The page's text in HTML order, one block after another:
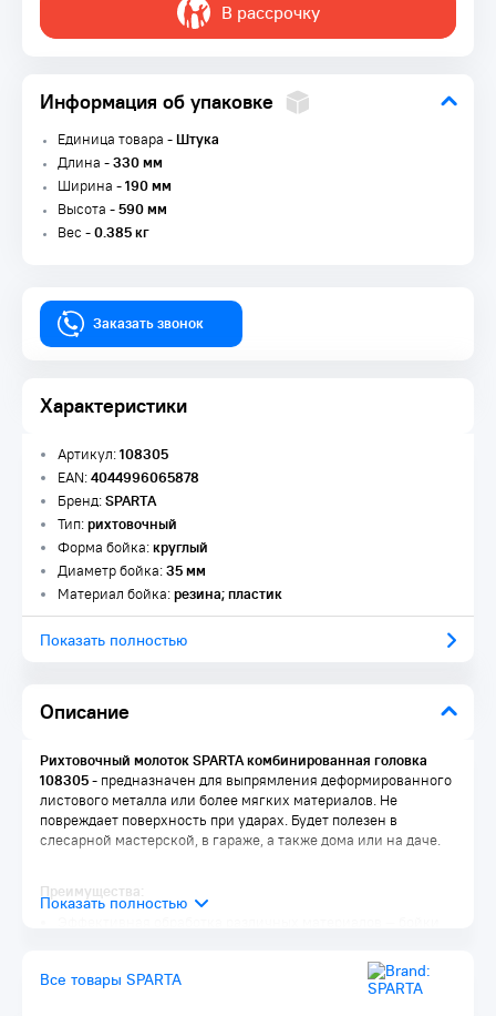
В рассрочку
Информация об упаковке
Единица товара -Штука
Длина -330 мм
Ширина -190 мм
Высота -590 мм
Вес -0.385 кг
Заказать звонок
Характеристики
Описание
Артикул:108305
EAN:4044996065878
Бренд:SPARTA
Тип:рихтовочный
Форма бойка:круглый
Диаметр бойка:35 мм
Материал бойка:резина; пластик
Показать полностью
Рихтовочный молоток SPARTA комбинированная головка
108305- предназначен для выпрямления деформированного
листового металла или более мягких материалов. Не
повреждает поверхность при ударах. Будет полезен в
слесарной мастерской, в гараже, а также дома или на даче.
Преимущества:
Надежность — бойки закреплены на головке при помощи
резьбового соединения
Все товары SPARTA